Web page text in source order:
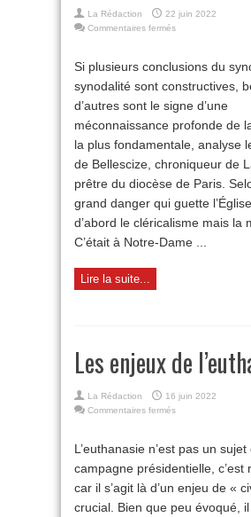
La Rédaction
22 juin 2022
Commentaires ferméssur
en
France :
volonté
d’aligner
l’Église
le
monde
aggravera
sa
destruction »
Si plusieurs conclusions du
synodalité sont constructives,
d’autres sont le signe d’une
méconnaissance profonde de
la plus fondamentale, analyse
de Bellescize, chroniqueur de
prêtre du diocèse de Paris.
grand danger qui guette
d’abord le cléricalisme mais la
C’était à Notre-Dame ...
Lire la suite...
Les enjeux de
La Rédaction
16 juin 2022
Commentaires ferméssur
de
l’euthanasie
L’euthanasie n’est pas un sujet
campagne présidentielle, c’est
car il s’agit là d’un enjeu de «
crucial. Bien que peu évoqué, il